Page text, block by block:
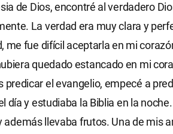
de Dios, encontré al verdadero
La verdad era muy clara y
me fue difícil aceptarla en mi
quedado estancado en mi
predicar el evangelio, empecé a
día y estudiaba la Biblia en la
además llevaba frutos. Una de mis